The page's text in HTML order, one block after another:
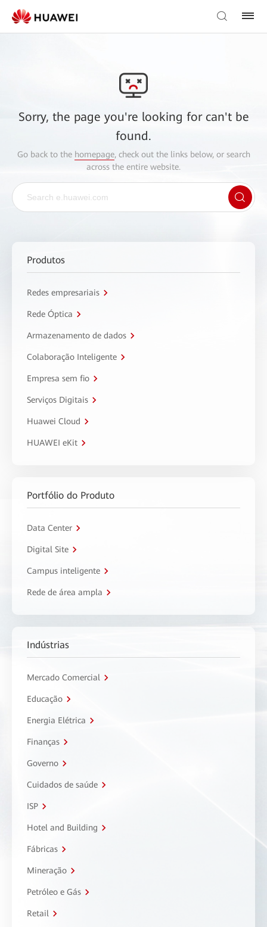
Sorry, the page you're looking for can't be
found.
Go back to the homepage, check out the links below, or search
across the entire website.
Produtos
Redes empresariais
Rede Óptica
Armazenamento de dados
Colaboração Inteligente
Empresa sem fio
Serviços Digitais
Huawei Cloud
HUAWEI eKit
Portfólio do Produto
Data Center
Digital Site
Campus inteligente
Rede de área ampla
Indústrias
Mercado Comercial
Educação
Energia Elétrica
Finanças
Governo
Cuidados de saúde
ISP
Hotel and Building
Fábricas
Mineração
Petróleo e Gás
Retail